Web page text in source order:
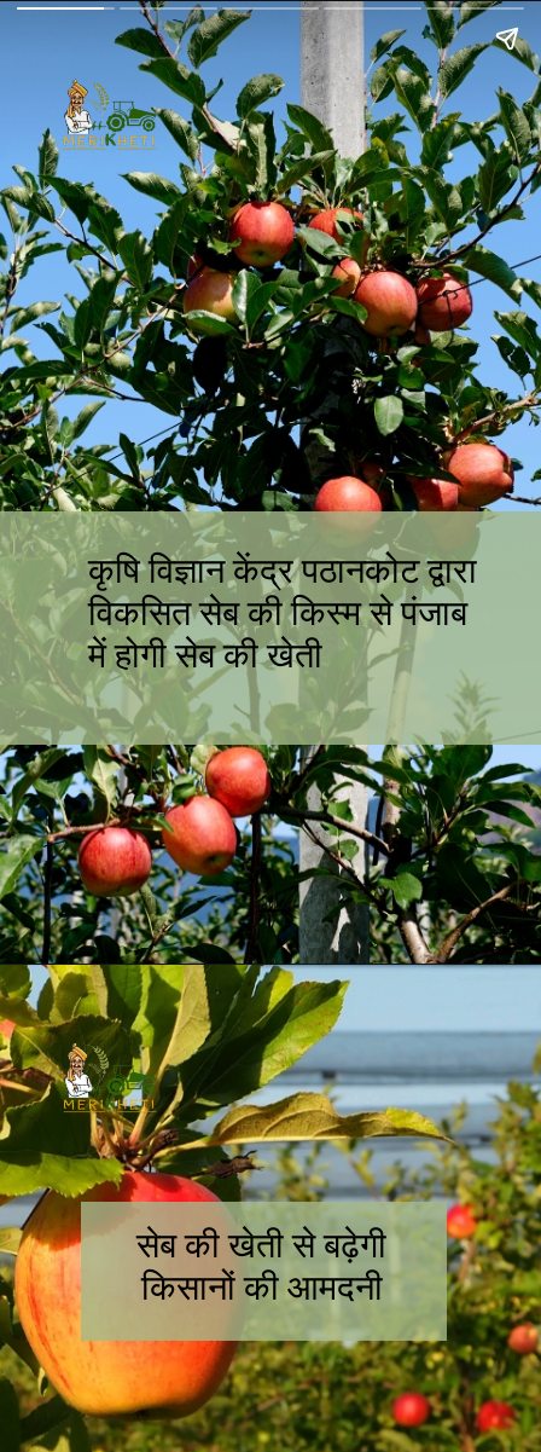
कृषि विज्ञान केंद्र पठानकोट द्वारा
विकसित सेब की किस्म से पंजाब
में होगी सेब की खेती
सेब की खेती से बढ़ेगी
किसानों की आमदनी